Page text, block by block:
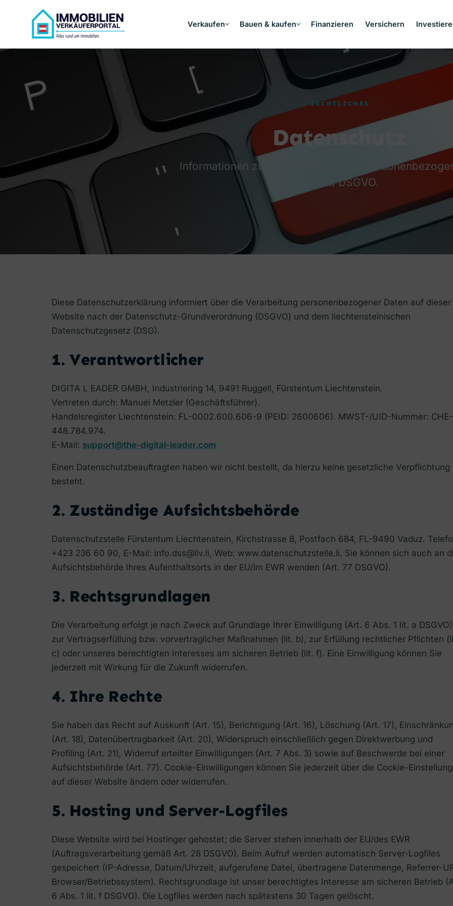
Verkaufen Bauen & kaufen Finanzieren Versichern
RECHTLICHES
Datenschutz
Informationen zur Verarbeitung Ihrer
gemäß DSGVO.
Diese Datenschutzerklärung informiert über die Verarbeitung personenbezogener Daten auf dieser
Website nach der Datenschutz-Grundverordnung (DSGVO) und dem liechtensteinischen
Datenschutzgesetz (DSG).
1. Verantwortlicher
DIGITA L EADER GMBH, Industriering 14, 9491 Ruggell, Fürstentum Liechtenstein.
Vertreten durch: Manuel Metzler (Geschäftsführer).
Handelsregister Liechtenstein: FL-0002.600.606-9 (PEID: 2600606). MWST-/UID-Nummer: CHE-
448.784.974.
E-Mail: support@the-digital-leader.com
Einen Datenschutzbeauftragten haben wir nicht bestellt, da hierzu keine gesetzliche Verpflichtung
besteht.
2. Zuständige Aufsichtsbehörde
Datenschutzstelle Fürstentum Liechtenstein, Kirchstrasse 8, Postfach 684, FL-9490 Vaduz.
+423 236 60 90, E-Mail: info.dss@llv.li, Web: www.datenschutzstelle.li. Sie können sich auch an
Aufsichtsbehörde Ihres Aufenthaltsorts in der EU/im EWR wenden (Art. 77 DSGVO).
3. Rechtsgrundlagen
Die Verarbeitung erfolgt je nach Zweck auf Grundlage Ihrer Einwilligung (Art. 6 Abs. 1 lit. a DSGVO),
zur Vertragserfüllung bzw. vorvertraglicher Maßnahmen (lit. b), zur Erfüllung rechtlicher Pflichten
c) oder unseres berechtigten Interesses am sicheren Betrieb (lit. f). Eine Einwilligung können Sie
jederzeit mit Wirkung für die Zukunft widerrufen.
4. Ihre Rechte
Sie haben das Recht auf Auskunft (Art. 15), Berichtigung (Art. 16), Löschung (Art. 17),
(Art. 18), Datenübertragbarkeit (Art. 20), Widerspruch einschließlich gegen Direktwerbung und
Profiling (Art. 21), Widerruf erteilter Einwilligungen (Art. 7 Abs. 3) sowie auf Beschwerde bei einer
Aufsichtsbehörde (Art. 77). Cookie-Einwilligungen können Sie jederzeit über die Cookie-
auf dieser Website ändern oder widerrufen.
5. Hosting und Server-Logfiles
Diese Website wird bei Hostinger gehostet; die Server stehen innerhalb der EU/des EWR
(Auftragsverarbeitung gemäß Art. 28 DSGVO). Beim Aufruf werden automatisch Server-Logfiles
gespeichert (IP-Adresse, Datum/Uhrzeit, aufgerufene Datei, übertragene Datenmenge, Referrer-
Browser/Betriebssystem). Rechtsgrundlage ist unser berechtigtes Interesse am sicheren Betrieb
6 Abs. 1 lit. f DSGVO). Die Logfiles werden nach spätestens 30 Tagen gelöscht.